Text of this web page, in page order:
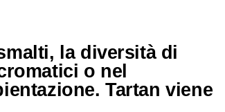
la diversità di
o nel
Tartan viene